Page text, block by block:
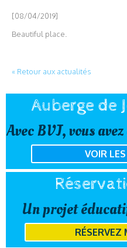
[08/04/2019]
Beautiful place.
« Retour aux actualités
Auberge de
Avec BVJ, vous
VOIR
Un projet